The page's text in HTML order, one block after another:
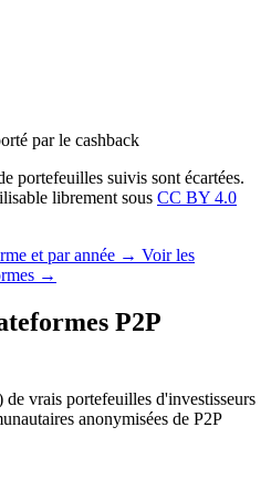
par le cashback
portefeuilles suivis sont écartées.
librement sous CC BY 4.0
et par année → Voir les
→
P2P
vrais portefeuilles d'investisseurs
anonymisées de P2P